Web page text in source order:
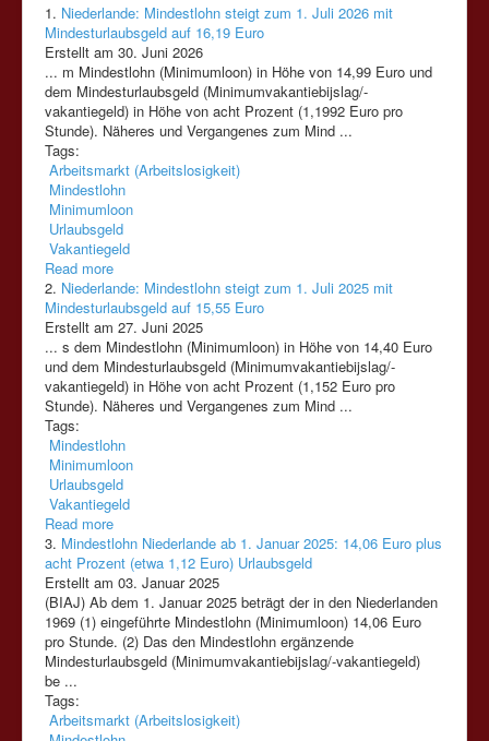
1. Niederlande: Mindestlohn steigt zum 1. Juli 2026 mit
Mindesturlaubsgeld auf 16,19 Euro
Erstellt am 30. Juni 2026
... m Mindestlohn (Minimumloon) in Höhe von 14,99 Euro und
dem Mindesturlaubsgeld (Minimumvakantiebijslag/-
vakantiegeld) in Höhe von acht Prozent (1,1992 Euro pro
Stunde). Näheres und Vergangenes zum Mind ...
Tags:
Arbeitsmarkt (Arbeitslosigkeit)
Mindestlohn
Minimumloon
Urlaubsgeld
Vakantiegeld
Read more
2. Niederlande: Mindestlohn steigt zum 1. Juli 2025 mit
Mindesturlaubsgeld auf 15,55 Euro
Erstellt am 27. Juni 2025
... s dem Mindestlohn (Minimumloon) in Höhe von 14,40 Euro
und dem Mindesturlaubsgeld (Minimumvakantiebijslag/-
vakantiegeld) in Höhe von acht Prozent (1,152 Euro pro
Stunde). Näheres und Vergangenes zum Mind ...
Tags:
Mindestlohn
Minimumloon
Urlaubsgeld
Vakantiegeld
Read more
3. Mindestlohn Niederlande ab 1. Januar 2025: 14,06 Euro plus
acht Prozent (etwa 1,12 Euro) Urlaubsgeld
Erstellt am 03. Januar 2025
(BIAJ) Ab dem 1. Januar 2025 beträgt der in den Niederlanden
1969 (1) eingeführte Mindestlohn (Minimumloon) 14,06 Euro
pro Stunde. (2) Das den Mindestlohn ergänzende
Mindesturlaubsgeld (Minimumvakantiebijslag/-vakantiegeld)
be ...
Tags:
Arbeitsmarkt (Arbeitslosigkeit)